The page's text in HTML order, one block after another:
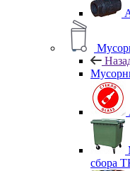
сбора